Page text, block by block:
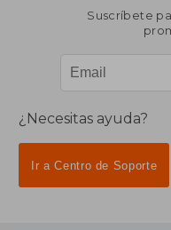
Suscríbete
¿Necesitas ayuda?
Ir a Centro de Soporte